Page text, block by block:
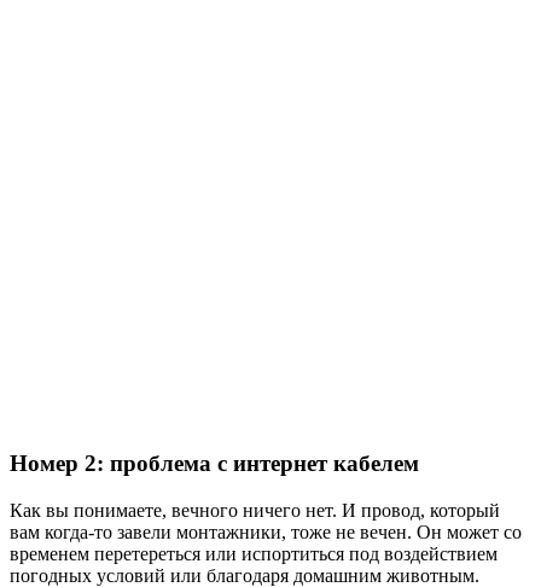
Номер 2: проблема с интернет кабелем
Как вы понимаете, вечного ничего нет. И провод, который
вам когда-то завели монтажники, тоже не вечен. Он может со
временем перетереться или испортиться под воздействием
погодных условий или благодаря домашним животным.